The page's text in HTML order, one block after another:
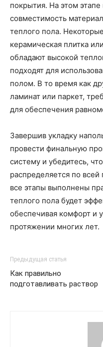
покрытия. На этом
совместимость
теплого пола.
керамическая плитка
обладают высокой
подходят для
полом. В то время как
ламинат или паркет,
для обеспечения
Завершив укладку
провести финальную
систему и убедитесь,
распределяется по
все этапы выполнены
теплого пола будет
обеспечивая комфорт и
протяжении многих лет.
Предыдущая статья
Как правильно
подготавливать раствор